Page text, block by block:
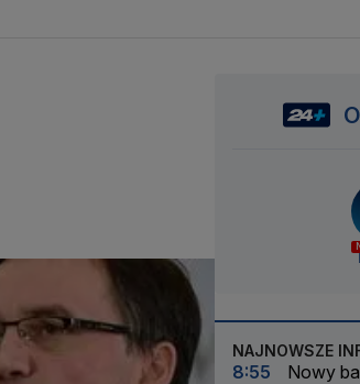
NAJNOWSZE
8:55
Nowy